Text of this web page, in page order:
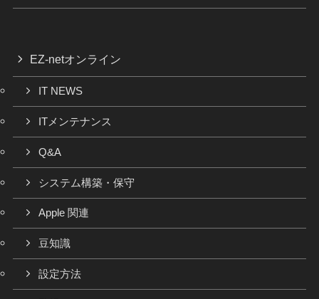
EZ-netオンライン
IT NEWS
ITメンテナンス
Q&A
システム構築・保守
Apple 関連
豆知識
設定方法